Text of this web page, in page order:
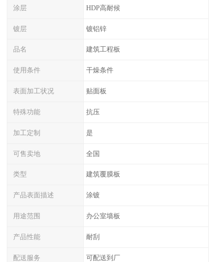
涂层 HDP高耐候
镀层 镀铝锌
品名 建筑工程板
使用条件 干燥条件
表面加工状况 贴面板
特殊功能 抗压
加工定制 是
可售卖地 全国
类型 建筑覆膜板
产品表面描述 涂镀
用途范围 办公室墙板
产品性能 耐刮
配送服务 可配送到厂